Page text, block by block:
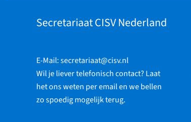
Secretariaat CISV Nederland
E-Mail:secretariaat@cisv.nl
Wil je liever telefonisch contact? Laat
het ons weten per email en we bellen
zo spoedig mogelijk terug.